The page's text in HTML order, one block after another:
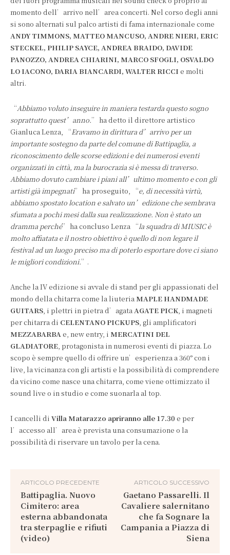
momento dell’arrivo nell’area concerti. Nel corso degli anni
si sono alternati sul palco artisti di fama internazionale come
ANDY TIMMONS, MATTEO MANCUSO, ANDRE NIERI, ERIC
STECKEL, PHILIP SAYCE, ANDREA BRAIDO, DAVIDE
PANOZZO, ANDREA CHIARINI, MARCO SFOGLI, OSVALDO
LO IACONO, DARIA BIANCARDI, WALTER RICCI e molti
altri.
“Abbiamo voluto inseguire in maniera testarda questo sogno
soprattutto quest’anno.” ha detto il direttore artistico
Gianluca Lenza, “Eravamo in dirittura d’arrivo per un
importante sostegno da parte del comune di Battipaglia, a
riconoscimento delle scorse edizioni e dei numerosi eventi
organizzati in città, ma la burocrazia si è messa di traverso.
Abbiamo dovuto cambiare i piani all’ultimo momento e con gli
artisti già impegnati” ha proseguito, “e, di necessità virtù,
abbiamo spostato location e salvato un’edizione che sembrava
sfumata a pochi mesi dalla sua realizzazione. Non è stato un
dramma perché” ha concluso Lenza “la squadra di MIUSIC è
molto affiatata e il nostro obiettivo è quello di non legare il
festival ad un luogo preciso ma di poterlo esportare dove ci siano
le migliori condizioni.”.
Anche la IV edizione si avvale di stand per gli appassionati del
mondo della chitarra come la liuteriaMAPLE HANDMADE
GUITARS, i plettri in pietra d’agataAGATE PICK, i magneti
per chitarra di CELENTANO PICKUPS, gli amplificatori
MEZZABARBAe, new entry, i MERCATINI DEL
GLADIATORE, protagonista in numerosi eventi di piazza. Lo
scopo è sempre quello di offrire un’esperienza a 360° con i
live, la vicinanza con gli artisti e la possibilità di comprendere
da vicino come nasce una chitarra, come viene ottimizzato il
sound live o in studio e come suonarla al top.
I cancelli di Villa Matarazzo apriranno alle 17.30 e per
l’accesso all’area è prevista una consumazione o la
possibilità di riservare un tavolo per la cena.
ARTICOLO PRECEDENTE
Battipaglia. Nuovo
Cimitero: area
esterna abbandonata
tra sterpaglie e rifiuti
(video)
ARTICOLO SUCCESSIVO
Gaetano Passarelli. Il
Cavaliere salernitano
che fa Sognare la
Campania a Piazza di
Siena